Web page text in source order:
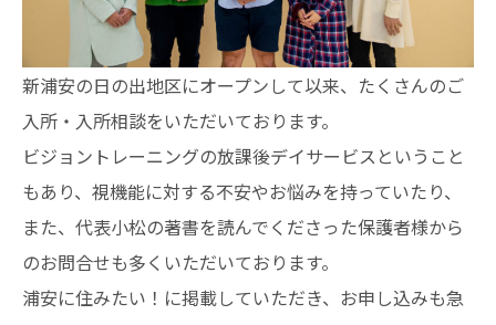
新浦安の日の出地区にオープンして以来、たくさんのご
入所・入所相談をいただいております。
ビジョントレーニングの放課後デイサービスということ
もあり、視機能に対する不安やお悩みを持っていたり、
また、代表小松の著書を読んでくださった保護者様から
のお問合せも多くいただいております。
浦安に住みたい！に掲載していただき、お申し込みも急